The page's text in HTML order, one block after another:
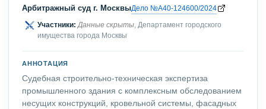
Арбитражный суд г. МосквыДело №А40-124600/2024
Участники: Данные скрыты , Департамент городского
имущества города Москвы
АННОТАЦИЯ
Судебная строительно-техническая экспертиза
промышленного здания с комплексным обследованием
несущих конструкций, кровельной системы, фасадных